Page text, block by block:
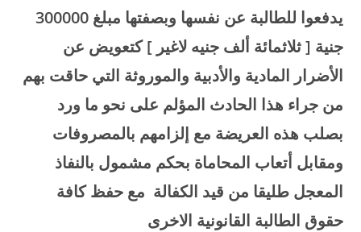
يدفعوا للطالبة عن نفسها وبصفتها مبلغ 300000
جنية [ ثلاثمائة ألف جنيه لاغير ] كتعويض عن
الأضرار المادية والأدبية والموروثة التي حاقت بهم
من جراء هذا الحادث المؤلم على نحو ما ورد
بصلب هذه العريضة مع إلزامهم بالمصروفات
ومقابل أتعاب المحاماة بحكم مشمول بالنفاذ
المعجل طليقا من قيد الكفالة مع حفظ كافة
حقوق الطالبة القانونية الاخرى